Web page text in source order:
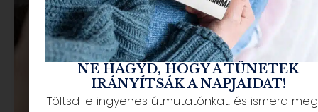
NE HAGYD, HOGY A TÜNETEK
IRÁNYÍTSÁK A NAPJAIDAT!
Töltsd le ingyenes útmutatónkat, és ismerd